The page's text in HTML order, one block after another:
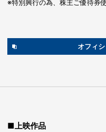
※特別興行の為、株主ご優待券
オフィ
■上映作品